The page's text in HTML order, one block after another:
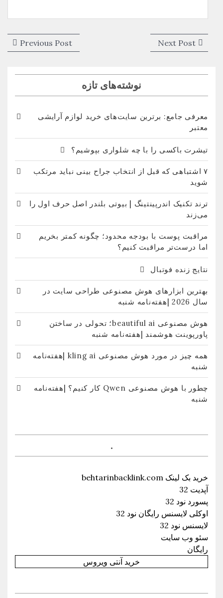
راهبری
نوشته
Previous Post
post:
Next Post
post:
نوشته‌های تازه
معرفی جامع: برترین سایت‌های خرید لوازم آرایشی
معتبر
تیشرت باکسی را با چه شلواری بپوشیم؟
۷ اشتباهی که قبل از انتخاب جراح بینی نباید مرتکب
شوید
ترند تکنیک اندرپینتینگ | بیوتی بلندر اصل حرف اول را
می‌زند
مراقبت پوست با بودجه محدود؛ چگونه کمتر بخریم
اما درست‌تر مراقبت کنیم؟
نتایج زنده فوتبال
بهترین ابزارهای هوش مصنوعی طراحی سایت در
سال 2026 |هفته‌نامه شنبه
هوش مصنوعی beautiful ai؛ تحولی در ساختن
پاورپوینت هوشمند |هفته‌نامه شنبه
همه چیز در مورد هوش مصنوعی kling ai |هفته‌نامه
شنبه
چطور با هوش مصنوعی Qwen کار کنیم؟ |هفته‌نامه
شنبه
.
خرید بک لینک behtarinbacklink.com
آپدیت 32
پسورد نود 32
اوکلی لایسنس رایگان نود 32
لایسنس نود 32
سئو وب سایت
رایگان
خرید آنتی ویروس